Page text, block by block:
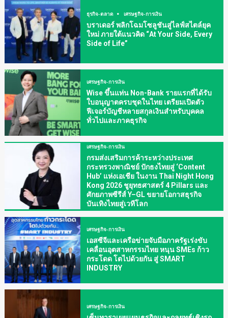
ธุรกิจ-ตลาด เศรษฐกิจ-การเงิน
บราเดอร์ พลิกโฉมโซลูชันสู่ไลฟ์สไตล์ยุค
ใหม่ ภายใต้แนวคิด “At Your Side, Every
Side of Life”
เศรษฐกิจ-การเงิน
Wise ขึ้นแท่น Non-Bank รายแรกที่ได้รับ
ใบอนุญาตครบชุดในไทย เตรียมเปิดตัว
ฟีเจอร์บัญชีหลายสกุลเงินสำหรับบุคคล
ทั่วไปและภาคธุรกิจ
เศรษฐกิจ-การเงิน
กรมส่งเสริมการค้าระหว่างประเทศ
กระทรวงพาณิชย์ ปักธงไทยสู่ ‘Content
Hub’ แห่งเอเชีย ในงาน Thai Night Hong
Kong 2026 ชูยุทธศาสตร์ 4 Pillars และ
ศักยภาพซีรีส์ Y–GL ขยายโอกาสธุรกิจ
บันเทิงไทยสู่เวทีโลก
เศรษฐกิจ-การเงิน
เอสซีจีและเครือข่ายจับมือภาครัฐเร่งขับ
เคลื่อนอุตสาหกรรมไทย หนุน SMEs ก้าว
กระโดด โตไปด้วยกัน สู่ SMART
INDUSTRY
เศรษฐกิจ-การเงิน